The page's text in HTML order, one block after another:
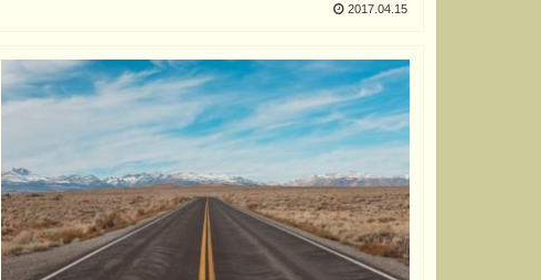
2017.04.15